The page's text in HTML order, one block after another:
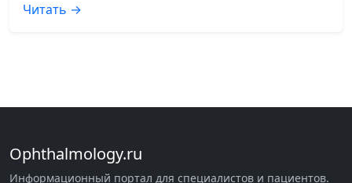
Читать →
Ophthalmology.ru
Информационный портал для специалистов и пациентов.